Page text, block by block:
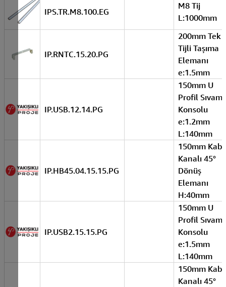
IPS.TR.M8.100.EG
M8 Tij
L:1000mm
IP.RNTC.15.20.PG
200mm Tek
Tijli Taşıma
Elemanı
e:1.5mm
IP.USB.12.14.PG
150mm U
Profil
Konsolu
e:1.2mm
L:140mm
IP.HB45.04.15.15.PG
150mm
Kanalı 45°
Dönüş
Elemanı
H:40mm
IP.USB2.15.15.PG
150mm U
Profil
Konsolu
e:1.5mm
L:140mm
150mm
Kanalı 45°